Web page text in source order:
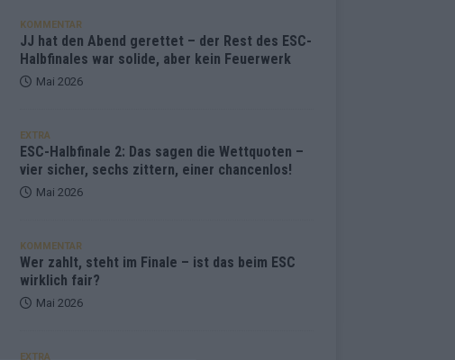
KOMMENTAR
JJ hat den Abend gerettet – der Rest des ESC-
Halbfinales war solide, aber kein Feuerwerk
Mai 2026
EXTRA
ESC-Halbfinale 2: Das sagen die Wettquoten –
vier sicher, sechs zittern, einer chancenlos!
Mai 2026
KOMMENTAR
Wer zahlt, steht im Finale – ist das beim ESC
wirklich fair?
Mai 2026
EXTRA